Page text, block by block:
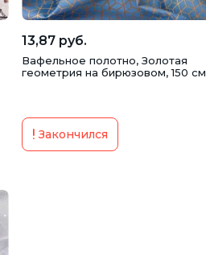
13,87 руб.
Вафельное полотно, Золотая
геометрия на бирюзовом, 150 см
Закончился